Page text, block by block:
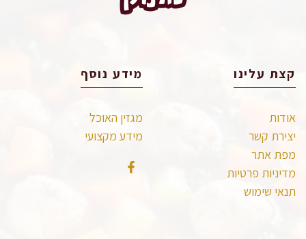
קצת עלינו
אודות
יצירת קשר
מפת אתר
מדיניות פרטיות
תנאי שימוש
מידע נוסף
מגזין האוכל
מידע מקצועי